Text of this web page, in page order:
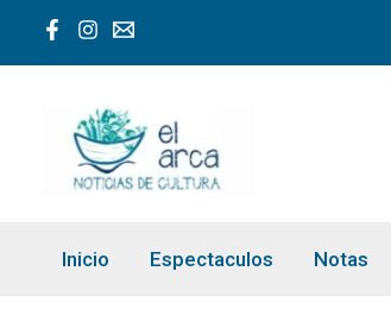
Inicio Espectaculos Notas